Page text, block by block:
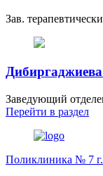
Зав.
Заведующий
Перейти в раздел
Поликлиника № 7